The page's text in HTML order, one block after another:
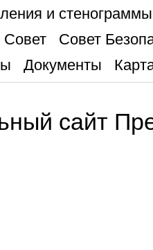
и стенограммы
Совет
Совет
Документы
сайт